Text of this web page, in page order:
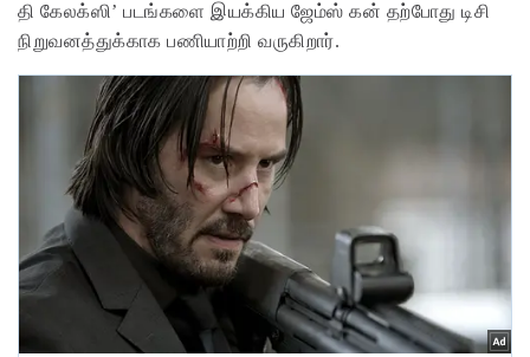
தி கேலக்ஸி’ படங்களை இயக்கிய ஜேம்ஸ் கன் தற்போது டிசி
நிறுவனத்துக்காக பணியாற்றி வருகிறார்.